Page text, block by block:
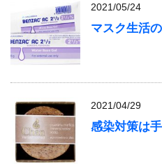
2021/05/24
マスク生活
2021/04/29
感染対策は